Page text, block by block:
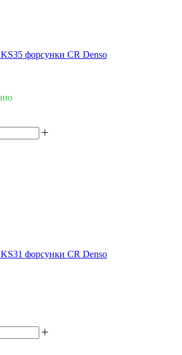
форсунки CR Denso
форсунки CR Denso